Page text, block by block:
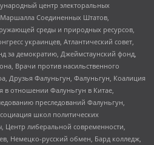
центр электоральных
Соединенных Штатов,
среды и природных ресурсов,
украинцев, Атлантический совет,
за демократию, Джеймстаунский фонд,
Врачи против насильственного
Друзья Фалуньгун, Фалуньгун, Коалиция
в отношении Фалуньгун в Китае,
преследований Фалуньгун,
школ политических
Центр либеральной современности,
Немецко-русский обмен, Бард колледж,